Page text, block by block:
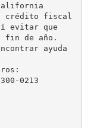
crédito fiscal
evitar que
fin de año.
ayuda
0213